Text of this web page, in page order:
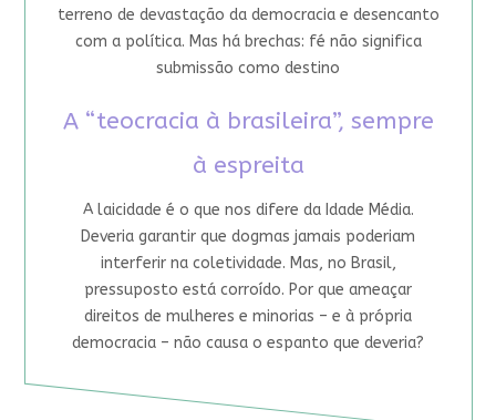
terreno de devastação da democracia e desencanto
com a política. Mas há brechas: fé não significa
submissão como destino
A “teocracia à brasileira”, sempre
à espreita
A laicidade é o que nos difere da Idade Média.
Deveria garantir que dogmas jamais poderiam
interferir na coletividade. Mas, no Brasil,
pressuposto está corroído. Por que ameaçar
direitos de mulheres e minorias – e à própria
democracia – não causa o espanto que deveria?